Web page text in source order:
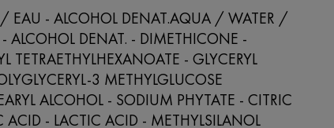
EAU - ALCOHOL DENAT.AQUA / WATER /
ALCOHOL DENAT. - DIMETHICONE -
TETRAETHYLHEXANOATE - GLYCERYL
3 METHYLGLUCOSE
ALCOHOL - SODIUM PHYTATE - CITRIC
ACID - LACTIC ACID - METHYLSILANOL